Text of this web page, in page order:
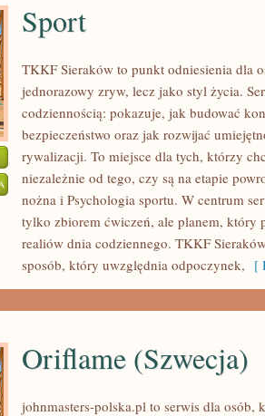
SPORT
Sport
TKKF Sieraków to punkt odniesienia dla
jednorazowy zryw, lecz jako styl życia.
codziennością: pokazuje, jak budować
bezpieczeństwo oraz jak rozwijać
rywalizacji. To miejsce dla tych, którzy
niezależnie od tego, czy są na etapie
nożna i Psychologia sportu. W centrum
tylko zbiorem ćwiczeń, ale planem, który
realiów dnia codziennego. TKKF
sposób, który uwzględnia odpoczynek, [
Oriflame (Szwecja)
johnmasters-polska.pl to serwis dla osób,